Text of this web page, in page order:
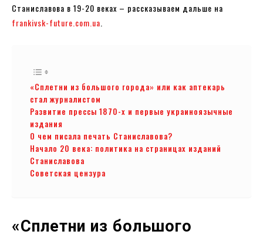
Станиславова в 19-20 веках – рассказываем дальше на
frankivsk-future.com.ua
«Сплетни из большого города» или как аптекарь
стал журналистом
Развитие прессы 1870-х и первые украиноязычные
издания
О чем писала печать Станиславова?
Начало 20 века: политика на страницах изданий
Станиславова
Советская цензура
«Сплетни из большого